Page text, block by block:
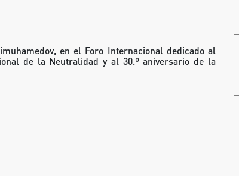
en el Foro Internacional dedicado al
de la Neutralidad y al 30.º aniversario de la